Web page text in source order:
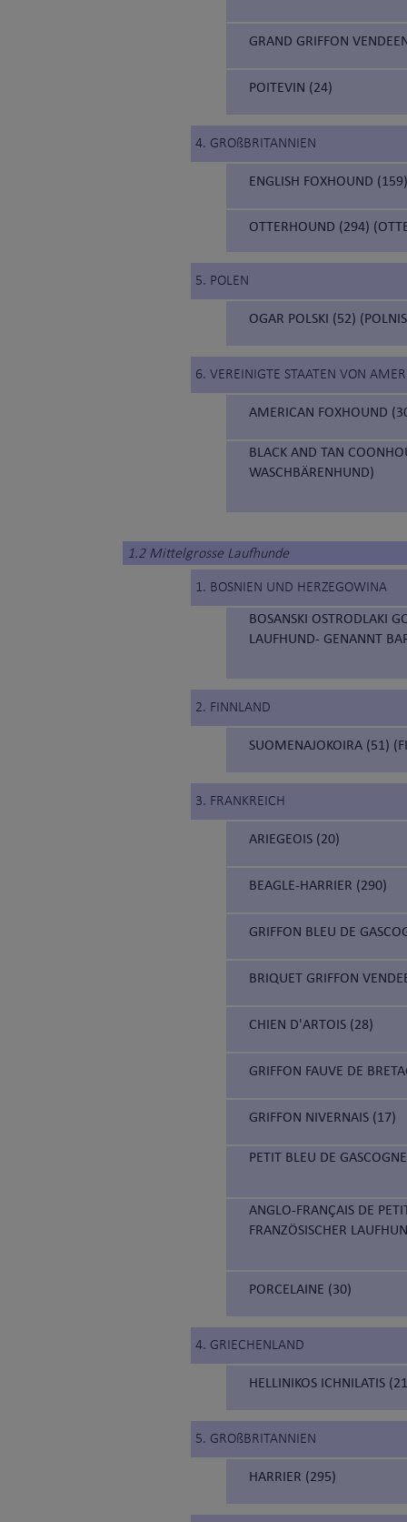
GRAND GRIFFON
POITEVIN (24)
4. GROßBRITANNIEN
ENGLISH FOXHOUND (159)
OTTERHOUND (294)
5. POLEN
OGAR POLSKI (52)
6. VEREINIGTE STAATEN VON
AMERICAN FOXHOUND
BLACK AND TAN
WASCHBÄRENHUND)
1.2 Mittelgrosse Laufhunde
1. BOSNIEN UND HERZEGOWINA
BOSANSKI OSTRODLAKI
LAUFHUND- GENANNT
2. FINNLAND
SUOMENAJOKOIRA (51)
3. FRANKREICH
ARIEGEOIS (20)
BEAGLE-HARRIER (290)
GRIFFON BLEU DE
BRIQUET GRIFFON
CHIEN D'ARTOIS (28)
GRIFFON FAUVE DE
GRIFFON NIVERNAIS (17)
PETIT BLEU DE
ANGLO-FRANÇAIS DE
FRANZÖSISCHER
PORCELAINE (30)
4. GRIECHENLAND
HELLINIKOS ICHNILATIS
5. GROßBRITANNIEN
HARRIER (295)